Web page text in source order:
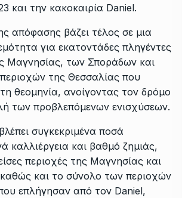
και την κακοκαιρία Daniel.
απόφασης βάζει τέλος σε μια
για εκατοντάδες πληγέντες
Μαγνησίας, των Σποράδων και
της Θεσσαλίας που
θεομηνία, ανοίγοντας τον δρόμο
των προβλεπόμενων ενισχύσεων.
συγκεκριμένα ποσά
καλλιέργεια και βαθμό ζημιάς,
περιοχές της Μαγνησίας και
και το σύνολο των περιοχών
επλήγησαν από τον Daniel,